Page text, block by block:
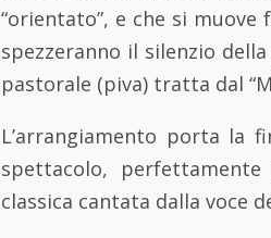
“orientato”, e che si
spezzeranno il silenzio
pastorale (piva) tratta dal
L’arrangiamento porta la
spettacolo,
classica cantata dalla voce